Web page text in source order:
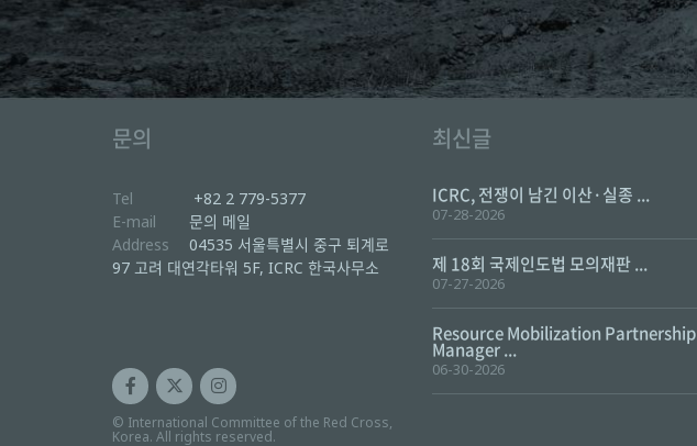
문의
Tel
+82 2 779-5377
E-mail
문의 메일
Address
04535 서울특별시 중구 퇴계로
97 고려 대연각타워 5F, ICRC 한국사무소
© International Committee of the Red Cross,
Korea. All rights reserved.
최신글
ICRC, 전쟁이 남긴 이산·실종 ...
07-28-2026
제 18회 국제인도법 모의재판 ...
07-27-2026
Resource Mobilization Partnership
Manager ...
06-30-2026